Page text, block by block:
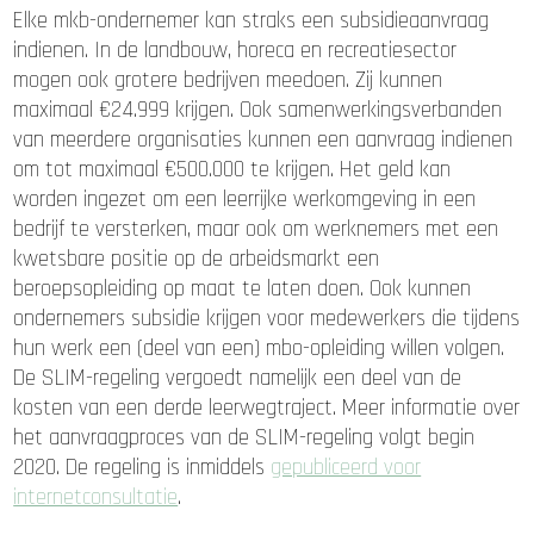
Elke mkb-ondernemer kan straks een subsidieaanvraag
indienen. In de landbouw, horeca en recreatiesector
mogen ook grotere bedrijven meedoen. Zij kunnen
maximaal €24.999 krijgen. Ook samenwerkingsverbanden
van meerdere organisaties kunnen een aanvraag indienen
om tot maximaal €500.000 te krijgen. Het geld kan
worden ingezet om een leerrijke werkomgeving in een
bedrijf te versterken, maar ook om werknemers met een
kwetsbare positie op de arbeidsmarkt een
beroepsopleiding op maat te laten doen. Ook kunnen
ondernemers subsidie krijgen voor medewerkers die tijdens
hun werk een (deel van een) mbo-opleiding willen volgen.
De SLIM-regeling vergoedt namelijk een deel van de
kosten van een derde leerwegtraject. Meer informatie over
het aanvraagproces van de SLIM-regeling volgt begin
2020. De regeling is inmiddels gepubliceerd voor
internetconsultatie.